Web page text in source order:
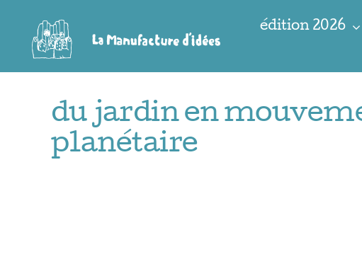
contenu
édition 2026
du jardin en
planétaire